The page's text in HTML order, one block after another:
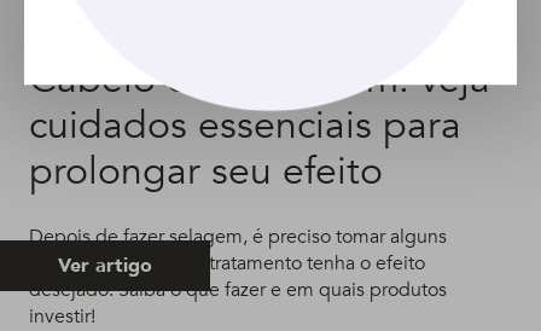
Cabelo com selagem: veja
cuidados essenciais para
prolongar seu efeito
Depois de fazer selagem, é preciso tomar alguns
cuidados para que o tratamento tenha o efeito
desejado. Saiba o que fazer e em quais produtos
investir!
Ver artigo